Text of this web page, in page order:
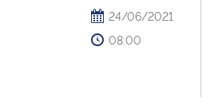
24/06/2021
08:00